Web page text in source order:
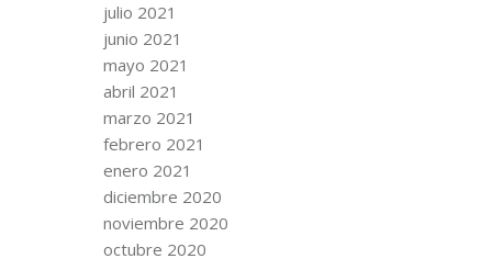
julio 2021
junio 2021
mayo 2021
abril 2021
marzo 2021
febrero 2021
enero 2021
diciembre 2020
noviembre 2020
octubre 2020